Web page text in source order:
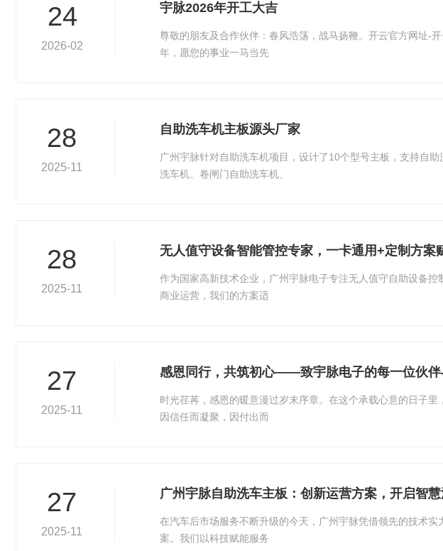
24
2026-02
宇脉2026年开工大吉
尊敬的朋友及合作伙伴：春风浩荡，战马扬鞭。开云官方网址-
年，愿您的事业一马当先
28
2025-11
自助洗车机主板源头厂家
广州宇脉针对自助洗车机项目，设计了10个型号主板，支持自
洗车机、卷闸门自助洗车机、
28
2025-11
无人值守设备智能管控专家，一卡通用+定制方案
作为国家高新技术企业，广州宇脉电子专注无人值守自助设备
商业运营，我们的方案适
27
2025-11
感恩同行，共筑初心——致宇脉电子的每一位伙伴
时光荏苒，感恩的暖意漫过岁末序章。在这个承载心意的日子
因信任而凝聚，因付出而
27
2025-11
广州宇脉自助洗车主板：创新运营方案，开启智
在汽车后市场服务不断升级的今天，广州宇脉凭借领先的技术
案。我们以科技赋能服务